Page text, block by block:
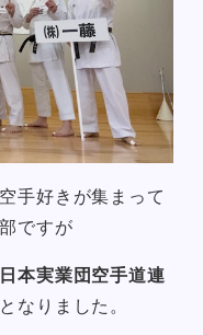
手好きが集まって
ですが
本実業団空手道連
なりました。